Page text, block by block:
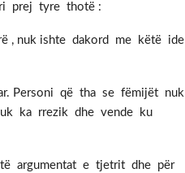
prej tyre thotë :
, nuk ishte dakord me këtë ide
Personi që tha se fëmijët nuk
ka rrezik dhe vende ku
argumentat e tjetrit dhe për